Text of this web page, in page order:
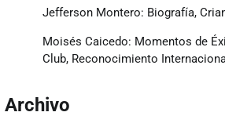
Jefferson Montero: Biografía,
Moisés Caicedo: Momentos de
Club, Reconocimiento
Archivo